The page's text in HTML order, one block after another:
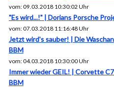
vom: 09.03.2018 10:30:02 Uhr
"Es wird...!" | Dorians Porsche
vom: 07.03.2018 11:16:48 Uhr
Jetzt wird's sauber! | Die
BBM
vom: 04.03.2018 10:30:00 Uhr
Immer wieder GEIL! | Corvette
BBM